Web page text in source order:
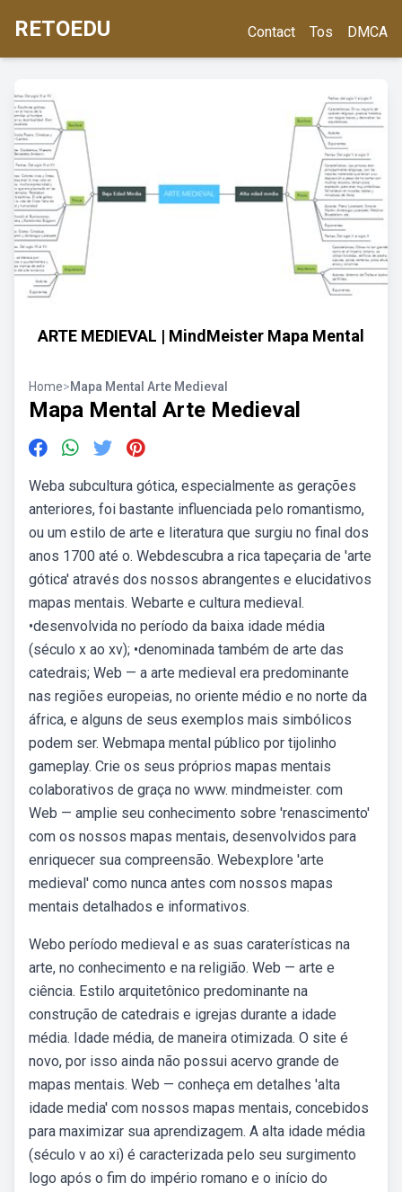
RETOEDU Contact Tos DMCA
ARTE MEDIEVAL | MindMeister Mapa Mental
Home>Mapa Mental Arte Medieval
Mapa Mental Arte Medieval
Weba subcultura gótica, especialmente as gerações
anteriores, foi bastante influenciada pelo romantismo,
ou um estilo de arte e literatura que surgiu no final dos
anos 1700 até o. Webdescubra a rica tapeçaria de 'arte
gótica' através dos nossos abrangentes e elucidativos
mapas mentais. Webarte e cultura medieval.
•desenvolvida no período da baixa idade média
(século x ao xv); •denominada também de arte das
catedrais; Web — a arte medieval era predominante
nas regiões europeias, no oriente médio e no norte da
áfrica, e alguns de seus exemplos mais simbólicos
podem ser. Webmapa mental público por tijolinho
gameplay. Crie os seus próprios mapas mentais
colaborativos de graça no www. mindmeister. com
Web — amplie seu conhecimento sobre 'renascimento'
com os nossos mapas mentais, desenvolvidos para
enriquecer sua compreensão. Webexplore 'arte
medieval' como nunca antes com nossos mapas
mentais detalhados e informativos.
Webo período medieval e as suas caraterísticas na
arte, no conhecimento e na religião. Web — arte e
ciência. Estilo arquitetônico predominante na
construção de catedrais e igrejas durante a idade
média. Idade média, de maneira otimizada. O site é
novo, por isso ainda não possui acervo grande de
mapas mentais. Web — conheça em detalhes 'alta
idade media' com nossos mapas mentais, concebidos
para maximizar sua aprendizagem. A alta idade média
(século v ao xi) é caracterizada pelo seu surgimento
logo após o fim do império romano e o início do